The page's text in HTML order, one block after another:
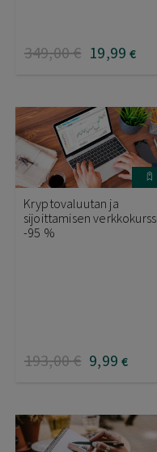
349,00€ 19,99 €
Kryptovaluutan ja
sijoittamisen
-95 %
193,00€ 9,99 €